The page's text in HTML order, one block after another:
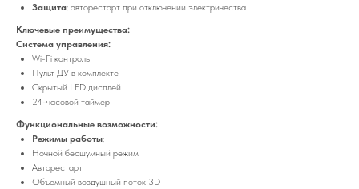
Защита: авторестарт при отключении электричества
Ключевые преимущества:
Система управления:
Wi-Fi контроль
Пульт ДУ в комплекте
Скрытый LED дисплей
24-часовой таймер
Функциональные возможности:
Режимы работы:
Ночной бесшумный режим
Авторестарт
Объемный воздушный поток 3D